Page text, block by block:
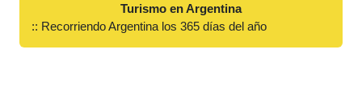
Turismo en Argentina
:: Recorriendo Argentina los 365 días del año